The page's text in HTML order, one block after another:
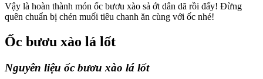
Vậy là hoàn thành món ốc bươu xào sả ớt dân dã rồi đấy! Đừng
quên chuẩn bị chén muối tiêu chanh ăn cùng với ốc nhé!
Ốc bươu xào lá lốt
Nguyên liệu ốc bươu xào lá lốt